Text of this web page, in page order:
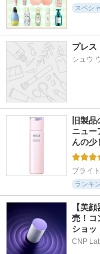
DENT.
5.0
1049件
オクチミント
オクチシリーズ
スペシ
プレス
シュウ
旧製
ニュー
んの
ブライ
ランキ
【美
売！コ
ショッ
CNP